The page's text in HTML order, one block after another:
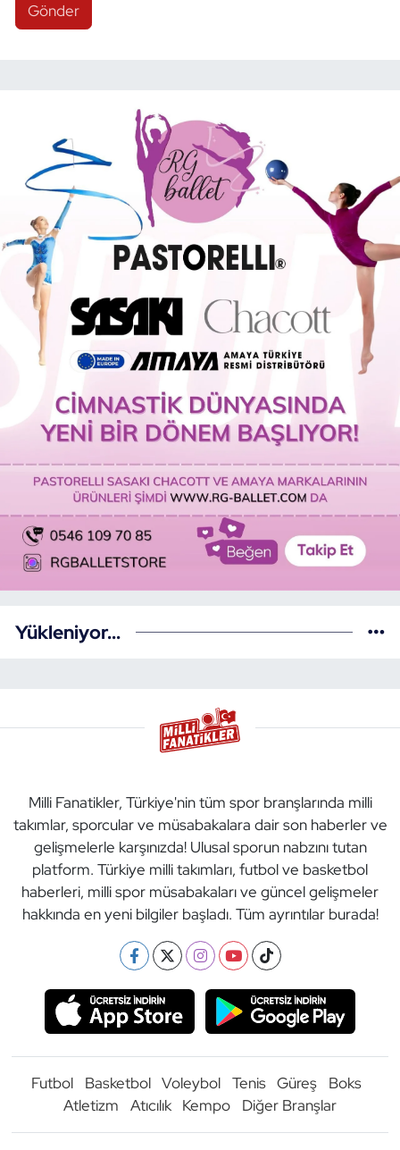
Gönder
Yükleniyor...
Milli Fanatikler, Türkiye'nin tüm spor branşlarında milli
takımlar, sporcular ve müsabakalara dair son haberler ve
gelişmelerle karşınızda! Ulusal sporun nabzını tutan
platform. Türkiye milli takımları, futbol ve basketbol
haberleri, milli spor müsabakaları ve güncel gelişmeler
hakkında en yeni bilgiler başladı. Tüm ayrıntılar burada!
Futbol Basketbol Voleybol Tenis Güreş
Boks
Atletizm
Atıcılık Kempo Diğer Branşlar